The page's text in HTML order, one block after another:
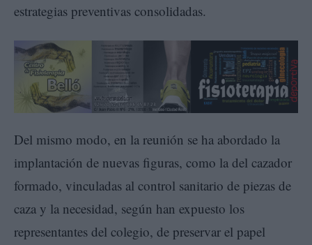
estrategias preventivas consolidadas.
Del mismo modo, en la reunión se ha abordado la
implantación de nuevas figuras, como la del cazador
formado, vinculadas al control sanitario de piezas de
caza y la necesidad, según han expuesto los
representantes del colegio, de preservar el papel